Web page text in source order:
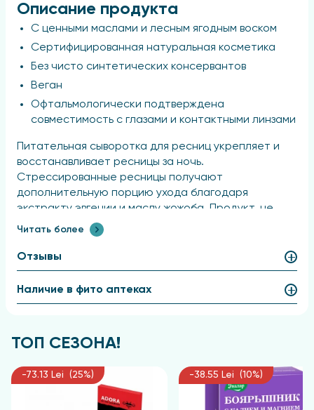
Описание продукта
С ценными маслами и лесным ягодным воском
Сертифицированная натуральная косметика
Без чисто синтетических консервантов
Веган
Офтальмологически подтверждена
совместимость с глазами и контактными линзами
Питательная сыворотка для ресниц укрепляет и
восстанавливает ресницы за ночь.
Стрессированные ресницы получают
дополнительную порцию ухода благодаря
экстракту эвгении и маслу жожоба. Продукт, не
оказывающий негативного воздействия на климат,
включая упаковку, за которую впоследствии
компенсируются выбросы CO₂ путем поддержки
проекта по защите климата.
Характеристики
Предупреждения
Читать более
Отзывы
Наличие в фито аптеках
ТОП СЕЗОНА!
-73.13 Lei (25%) -38.55 Lei (10%)